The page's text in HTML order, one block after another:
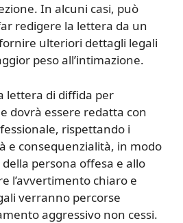
In alcuni casi, può
redigere la lettera da un
ulteriori dettagli legali
peso all’intimazione.
lettera di diffida per
dovrà essere redatta con
rispettando i
e consequenzialità, in modo
persona offesa e allo
l’avvertimento chiaro e
verranno percorse
aggressivo non cessi.